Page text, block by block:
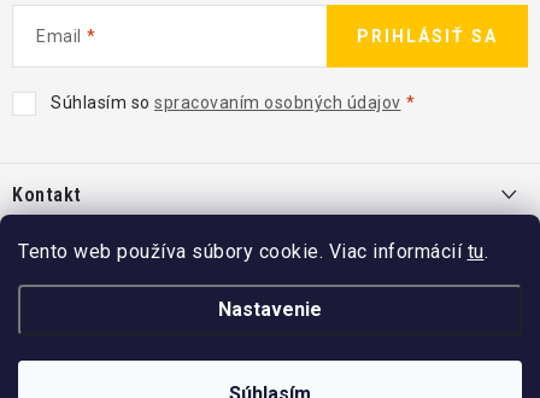
Tento web používa súbory cookie. Viac informácií tu.
Nastavenie
Email
Súhlasím so spracovaním osobných údajov
PRIHLÁSIŤ SA
pKontakt
info @ kcshop.sk
+421 918 725 111
Kategórie
O nás
KCshop.sk. Všetky práva vyhradené.